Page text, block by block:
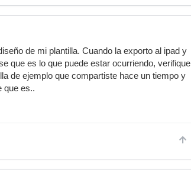
de mi plantilla. Cuando la exporto al ipad y
que es lo que puede estar ocurriendo, verifique
de ejemplo que compartiste hace un tiempo y
que es..